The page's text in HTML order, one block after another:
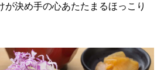
が決め手の心あたたまるほっこり